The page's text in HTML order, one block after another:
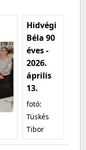
Hidvégi
Béla 90
éves -
2026.
április
13.
fotó:
Tüskés
Tibor